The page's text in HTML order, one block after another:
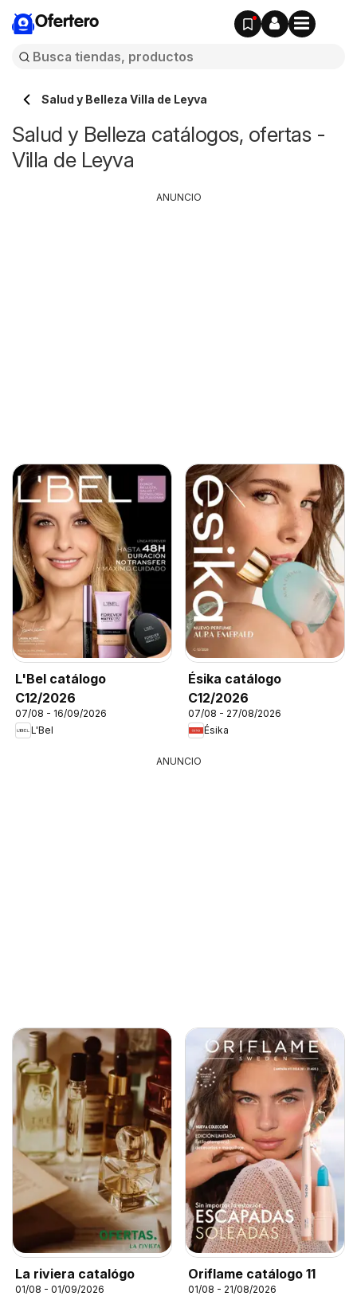
Ofertero
Salud y Belleza Villa de Leyva
Salud y Belleza catálogos, ofertas -
Villa de Leyva
L'Bel catálogo
C12/2026
07/08 - 16/09/2026
L'Bel
Ésika catálogo
C12/2026
07/08 - 27/08/2026
Ésika
ANUNCIO
ANUNCIO
La riviera catalógo
01/08 - 01/09/2026
Oriflame catálogo 11
01/08 - 21/08/2026